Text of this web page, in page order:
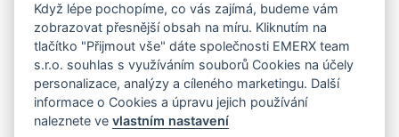
Když lépe pochopíme, co vás zajímá, budeme vám
zobrazovat přesnější obsah na míru. Kliknutím na
tlačítko "Přijmout vše" dáte společnosti EMERX team
s.r.o. souhlas s využíváním souborů Cookies na účely
personalizace, analýzy a cíleného marketingu. Další
informace o Cookies a úpravu jejich používání
naleznete vevlastním nastavení